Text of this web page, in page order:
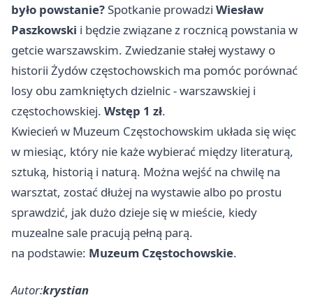
było powstanie?Spotkanie prowadzi Wiesław
Paszkowski i będzie związane z rocznicą powstania w
getcie warszawskim. Zwiedzanie stałej wystawy o
historii Żydów częstochowskich ma pomóc porównać
losy obu zamkniętych dzielnic - warszawskiej i
częstochowskiej. Wstęp 1 zł.
Kwiecień w Muzeum Częstochowskim układa się więc
w miesiąc, który nie każe wybierać między literaturą,
sztuką, historią i naturą. Można wejść na chwilę na
warsztat, zostać dłużej na wystawie albo po prostu
sprawdzić, jak dużo dzieje się w mieście, kiedy
muzealne sale pracują pełną parą.
na podstawie: Muzeum Częstochowskie.
Autor:krystian